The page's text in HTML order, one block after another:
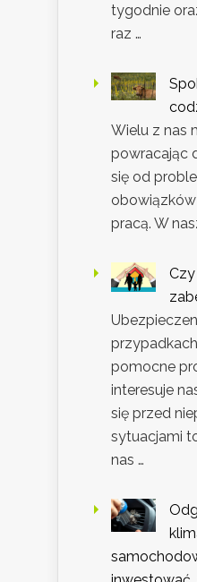
tygodnie
raz …
Wielu z nas
powracając
się od
pracą. W
pomocne
interesuje
się przed
sytuacjami
nas …